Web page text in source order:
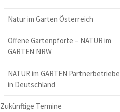
Natur im Garten Österreich
Offene Gartenpforte – NATUR im
GARTEN NRW
NATUR im GARTEN Partnerbetriebe
in Deutschland
Zukünftige Termine